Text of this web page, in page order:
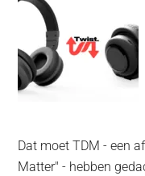
Dat moet TDM - een
Matter" - hebben